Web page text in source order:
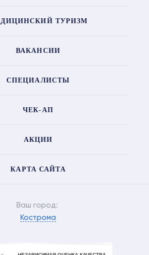
ТУРИЗМ
ВАКАНСИИ
СПЕЦИАЛИСТЫ
ЧЕК-АП
АКЦИИ
КАРТА САЙТА
Ваш город:
Кострома